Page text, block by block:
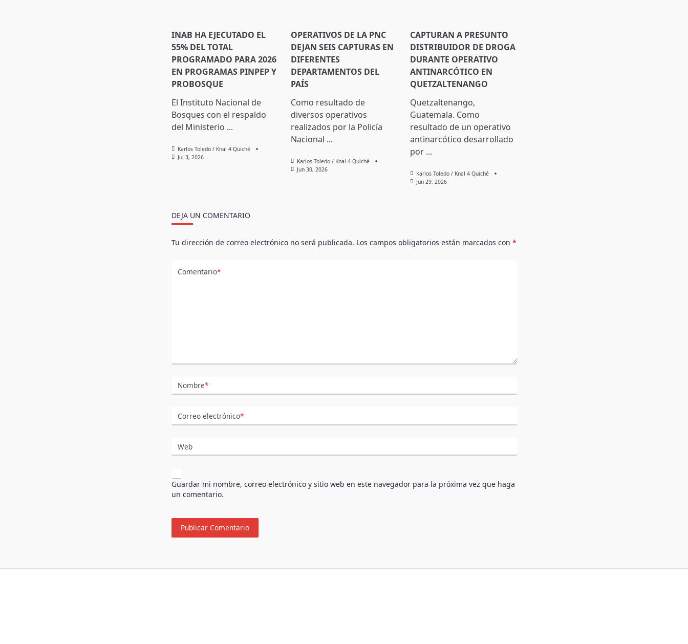
INAB HA EJECUTADO EL
55% DEL TOTAL
PROGRAMADO PARA 2026
EN PROGRAMAS PINPEP Y
PROBOSQUE
El Instituto Nacional de
Bosques con el respaldo
del Ministerio ...
Karlos Toledo / Knal 4 Quiché
Jul 3, 2026
OPERATIVOS DE LA PNC
DEJAN SEIS CAPTURAS EN
DIFERENTES
DEPARTAMENTOS DEL
PAÍS
Como resultado de
diversos operativos
realizados por la Policía
Nacional ...
Karlos Toledo / Knal 4 Quiché
Jun 30, 2026
CAPTURAN A PRESUNTO
DISTRIBUIDOR DE DROGA
DURANTE OPERATIVO
ANTINARCÓTICO EN
QUETZALTENANGO
Quetzaltenango,
Guatemala. Como
resultado de un operativo
antinarcótico desarrollado
por ...
Karlos Toledo / Knal 4 Quiché
Jun 29, 2026
DEJA UN COMENTARIO
Tu dirección de correo electrónico no será publicada. Los campos obligatorios están marcados con *
Comentario*
Nombre*
Correo electrónico*
Web
Guardar mi nombre, correo electrónico y sitio web en este navegador para la próxima vez que haga
un comentario.